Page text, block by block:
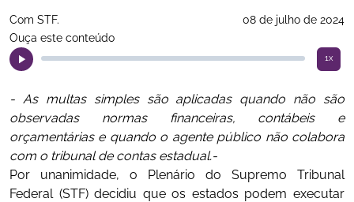
Com STF.
08 de julho de 2024
Ouça este conteúdo
1x
- As multas simples são aplicadas quando não são
observadas normas financeiras, contábeis e
orçamentárias e quando o agente público não colabora
com o tribunal de contas estadual.-
Por unanimidade, o Plenário do Supremo Tribunal
Federal (STF) decidiu que os estados podem executar